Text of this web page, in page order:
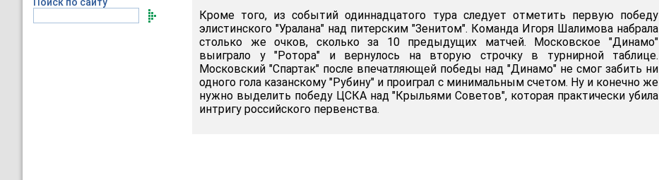
Кроме того, из событий одиннадцатого тура следует отметить первую победу
элистинского "Уралана" над питерским "Зенитом". Команда Игоря Шалимова набрала
столько же очков, сколько за 10 предыдущих матчей. Московское "Динамо"
выиграло у "Ротора" и вернулось на вторую строчку в турнирной таблице.
Московский "Спартак" после впечатляющей победы над "Динамо" не смог забить ни
одного гола казанскому "Рубину" и проиграл с минимальным счетом. Ну и конечно же
нужно выделить победу ЦСКА над "Крыльями Советов", которая практически убила
интригу российского первенства.